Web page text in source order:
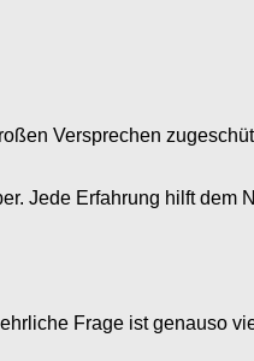
Versprechen
Jede Erfahrung hilft dem
Frage ist genauso